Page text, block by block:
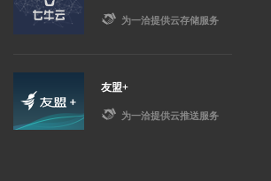
 为一洽提供云存储服务
友盟+
 为一洽提供云推送服务